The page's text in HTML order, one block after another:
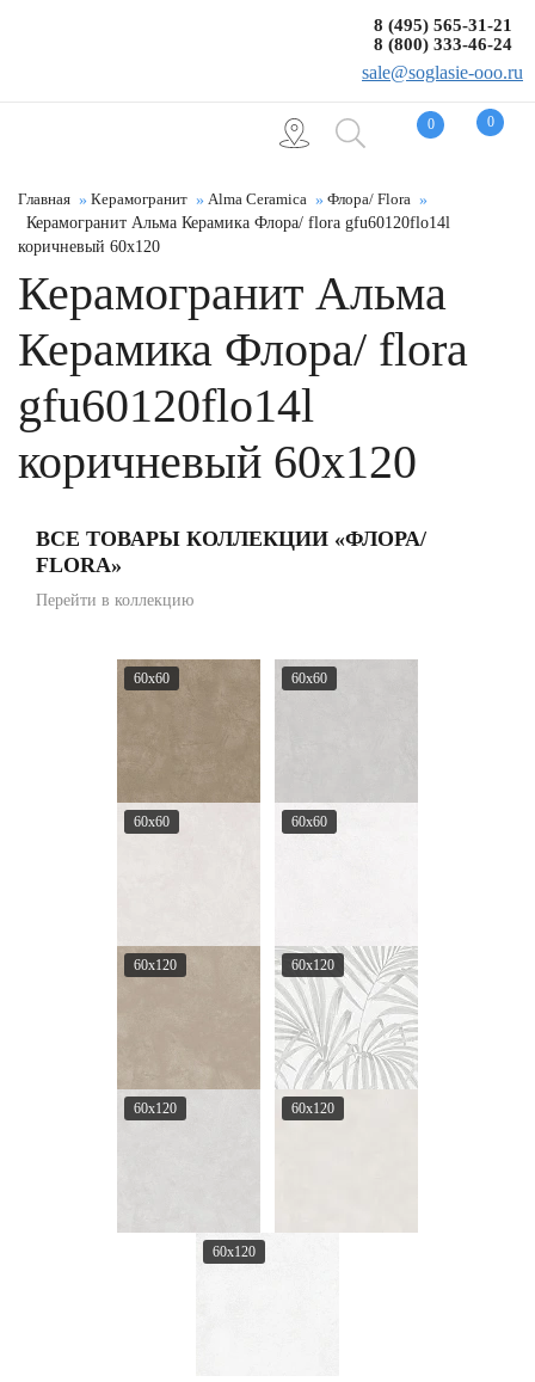
0 0
8 (495) 565-31-21
8 (800) 333-46-24
sale@soglasie-ooo.ru
Главная Керамогранит Alma Ceramica
Флора/ Flora
Керамогранит Альма Керамика Флора/ flora gfu60120flo14l
коричневый 60x120
Керамогранит Альма
Керамика Флора/ flora
gfu60120flo14l
коричневый 60x120
ВСЕ ТОВАРЫ КОЛЛЕКЦИИ «ФЛОРА/
FLORA»
Перейти в коллекцию
60x60 60x60
60x60 60x60
60x120 60x120
60x120 60x120
60x120